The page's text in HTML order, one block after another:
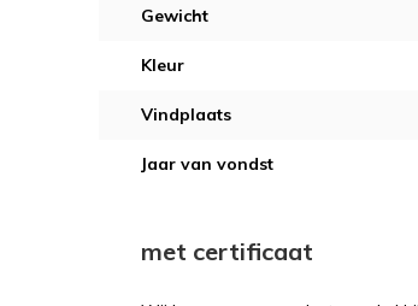
Gewicht
Kleur
Vindplaats
Jaar van vondst
met certificaat